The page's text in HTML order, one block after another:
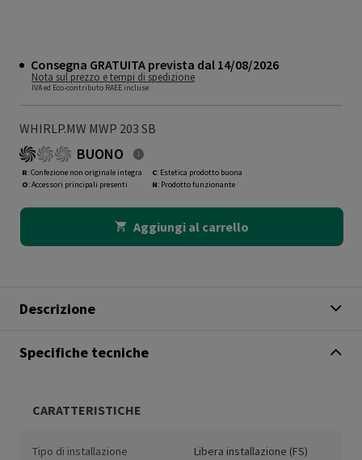
Consegna GRATUITA prevista dal 14/08/2026
Nota sul prezzo e tempi di spedizione
IVA ed Eco-contributo RAEE incluse
WHIRLP.MW MWP 203 SB
BUONO
R: Confezione non originale integra
O: Accessori principali presenti
C: Estetica prodotto buona
N: Prodotto funzionante
Aggiungi al carrello
Descrizione
Specifiche tecniche
CARATTERISTICHE
Tipo di installazione Libera installazione (FS)